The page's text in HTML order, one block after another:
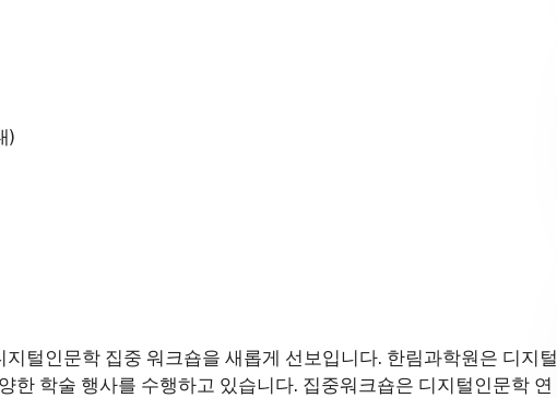
)
털인문학 집중 워크숍을 새롭게 선보입니다. 한림과학원은 디지털
한 학술 행사를 수행하고 있습니다. 집중워크숍은 디지털인문학 연